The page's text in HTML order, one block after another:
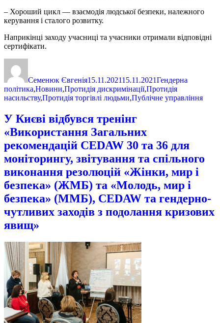
– Хороший цикл — взаємодія людської безпеки, належного
керування і сталого розвитку.
Наприкінці заходу учасниці та учасники отримали відповідні
сертифікати.
Семенюк Євгенія15.11.202115.11.2021Гендерна
політика,Новини,Протидія дискримінації,Протидія
насильству,Протидія торгівлі людьми,Публічне управління
У Києві відбувся тренінг
«Використання Загальних
рекомендацій CEDAW 30 та 36 для
моніторингу, звітування та спільного
виконання резолюцій «Жінки, мир і
безпека» (ЖМБ) та «Молодь, мир і
безпека» (ММБ), CEDAW та гендерно-
чутливих заходів з подолання кризових
явищ»